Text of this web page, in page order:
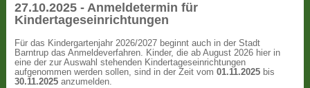
27.10.2025 - Anmeldetermin für
Kindertageseinrichtungen
Für das Kindergartenjahr 2026/2027 beginnt auch in der Stadt
Barntrup das Anmeldeverfahren. Kinder, die ab August 2026 hier in
eine der zur Auswahl stehenden Kindertageseinrichtungen
aufgenommen werden sollen, sind in der Zeit vom01.11.2025 bis
30.11.2025 anzumelden.